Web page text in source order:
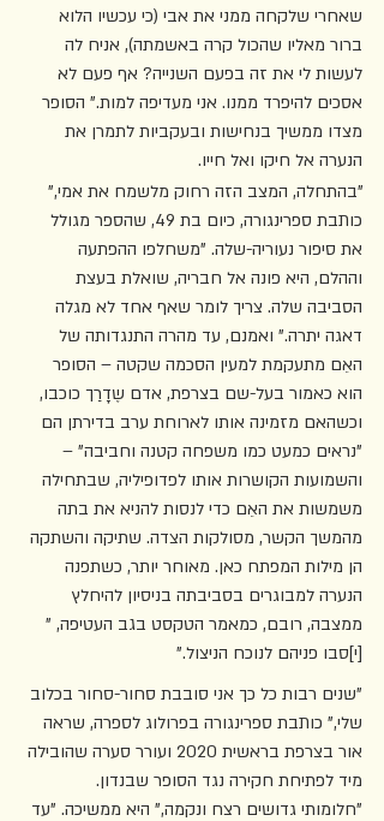
שאחרי שלקחה ממני את אבי (כי עכשיו הלוא
ברור מאליו שהכול קרה באשמתה), אניח לה
לעשות לי את זה בפעם השנייה? אף פעם לא
אסכים להיפרד ממנו. אני מעדיפה למות." הסופר
מצדו ממשיך בנחישות ובעקביות לתמרן את
הנערה אל חיקו ואל חייו.
"בהתחלה, המצב הזה רחוק מלשמח את אמי,"
כותבת ספרינגורה, כיום בת 49, שהספר מגולל
את סיפור נעוריה-שלה. "משחלפו ההפתעה
וההלם, היא פונה אל חבריה, שואלת בעצת
הסביבה שלה. צריך לומר שאף אחד לא מגלה
דאגה יתרה." ואמנם, עד מהרה התנגדותה של
האֵם מתעקמת למעין הסכמה שקטה – הסופר
הוא כאמור בעל-שם בצרפת, אדם שֶדָרַך כוכבו,
וכשהאם מזמינה אותו לארוחת ערב בדירתן הם
"נראים כמעט כמו משפחה קטנה וחביבה" –
והשמועות הקושרות אותו לפדופיליה, שבתחילה
משמשות את האֵם כדי לנסות להניא את בתה
מהמשך הקשר, מסולקות הצדה. שתיקה והשתקה
הן מילות המפתח כאן. מאוחר יותר, כשתפנה
הנערה למבוגרים בסביבתה בניסיון להיחלץ
ממצבה, רובם, כמאמר הטקסט בגב העטיפה, "
[י]סבו פניהם לנוכח הניצול."
"שנים רבות כל כך אני סובבת סחור-סחור בכלוב
שלי," כותבת ספרינגורה בפרולוג לספרה, שראה
אור בצרפת בראשית 2020 ועורר סערה שהובילה
מיד לפתיחת חקירה נגד הסופר שבנדון.
"חלומותי גדושים רצח ונקמה," היא ממשיכה. "עד